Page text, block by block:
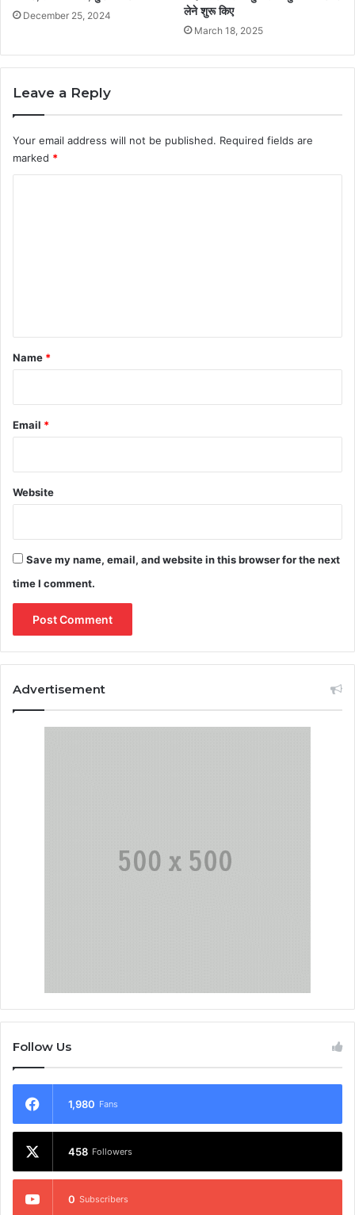
December 25, 2024
लेने शुरू किए
March 18, 2025
Leave a Reply
Your email address will not be published. Required fields are
marked *
*
Name *
Email *
Website
Save my name, email, and website in this browser for the next
time I comment.
Advertisement
Follow Us
1,980 Fans
458 Followers
0 Subscribers